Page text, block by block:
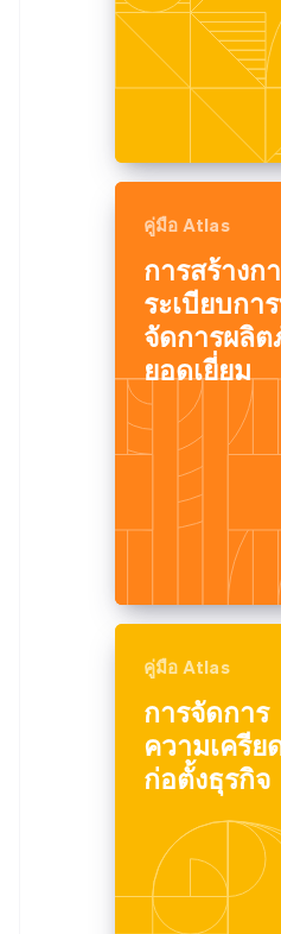
คู่มือ Atlas
การสร้างก
ระเบียบกา
จัดการผลิ
ยอดเยี่ยม
คู่มือ Atlas
การจัดการ
ความเครีย
ก่อตั้งธุรกิจ